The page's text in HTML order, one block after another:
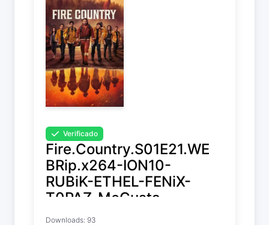
Verificado
Fire.Country.S01E21.WE
BRip.x264-ION10-
RUBiK-ETHEL-FENiX-
T0PAZ-MeGusta-
CAKES-ELiTE-GGEZ-
Downloads: 93